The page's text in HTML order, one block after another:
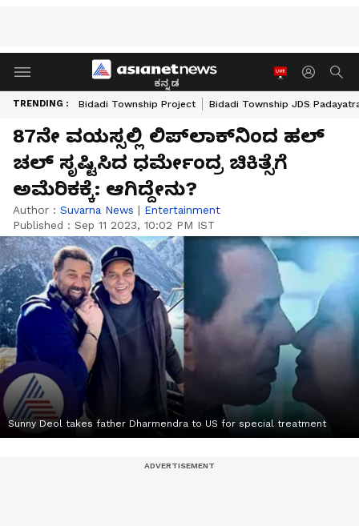
ಕನ್ನಡ
TRENDING : Bidadi Township Project Bidadi Township JDS
87ನೇ ವಯಸ್ಸಲ್ಲಿ ಲಿಪ್​ಲಾಕ್​ನಿಂದ ಹಲ್​
ಚಲ್​ ಸೃಷ್ಟಿಸಿದ ಧರ್ಮೇಂದ್ರ ಚಿಕಿತ್ಸೆಗೆ
ಅಮೆರಿಕಕ್ಕೆ: ಆಗಿದ್ದೇನು?
Author : Suvarna News | Entertainment
Published : Sep 11 2023, 10:02 PM IST
Sunny Deol takes father Dharmendra to US for special treatment